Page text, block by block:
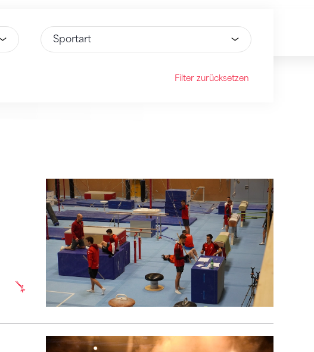
Wähle Option
Filter zurücksetzen